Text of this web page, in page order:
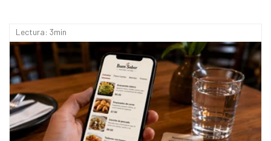
Lectura: 3min